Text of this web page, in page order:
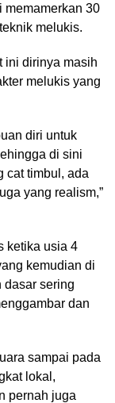
memamerkan 30
melukis.
ini dirinya masih
melukis yang
diri untuk
di sini
cat timbul, ada
yang realism,”
ketika usia 4
kemudian di
dasar sering
dan
sampai pada
lokal,
pernah juga